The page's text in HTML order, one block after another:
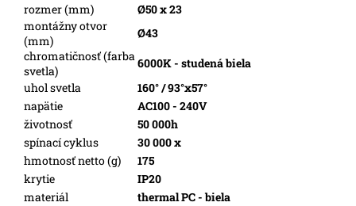
rozmer (mm)
Ø50 x 23
montážny otvor
(mm)
Ø43
chromatičnosť (farba
svetla)
6000K - studená biela
uhol svetla
160° / 93°x57°
napätie
AC100 - 240V
životnosť
50 000h
spínací cyklus
30 000 x
hmotnosť netto (g)
175
krytie
IP20
materiál
thermal PC - biela